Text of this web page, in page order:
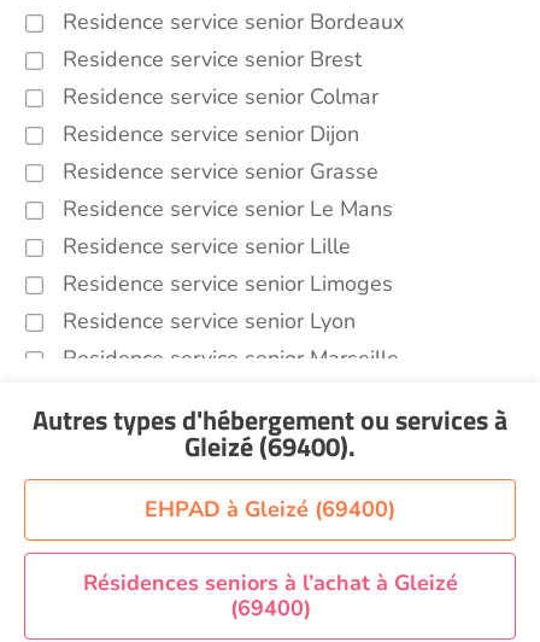
Residence service senior Bordeaux
Residence service senior Brest
Residence service senior Colmar
Residence service senior Dijon
Residence service senior Grasse
Residence service senior Le Mans
Residence service senior Lille
Residence service senior Limoges
Residence service senior Lyon
Residence service senior Marseille
Residence service senior Montélimar
Residence service senior Nîmes
Residence service senior Orléans
Residence service senior Perpignan
Residence service senior Rennes
Autres types d'hébergement ou servicesà
Gleizé (69400).
EHPAD à Gleizé (69400)
Résidences seniors à l’achat à Gleizé
(69400)